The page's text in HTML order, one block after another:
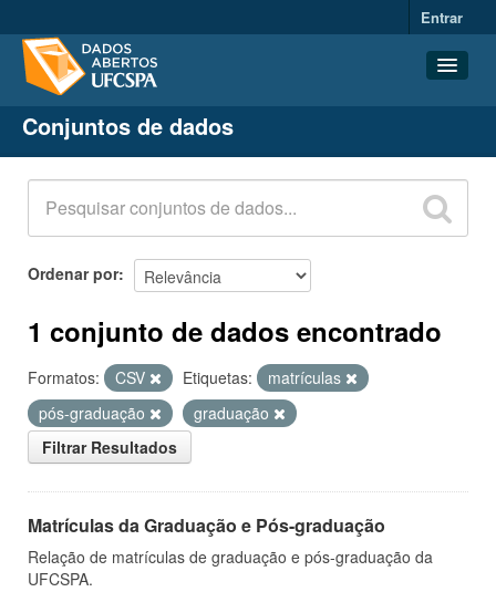
Entrar
Conjuntos de dados
Organizações
Grupos
Sobre
Conjuntos de dados
Ordenar por
1 conjunto de dados encontrado
Formatos: CSV Etiquetas:
matrículas
pós-graduação
graduação
Filtrar Resultados
Matrículas da Graduação e Pós-graduação
Relação de matrículas de graduação e pós-graduação da
UFCSPA.